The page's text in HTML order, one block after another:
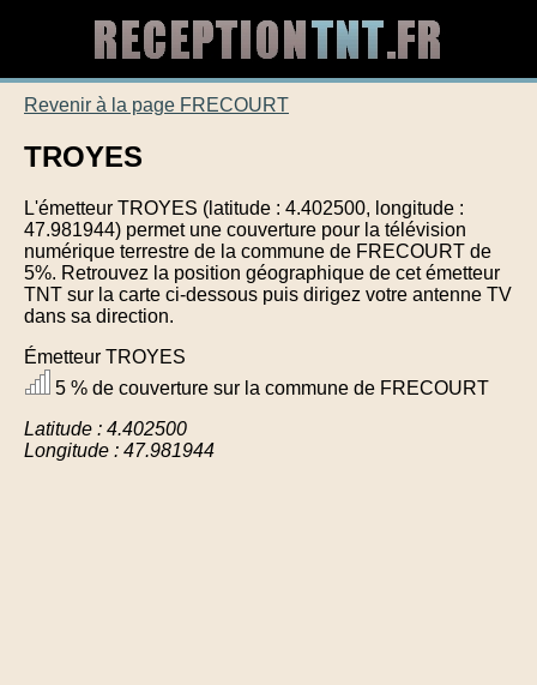
Revenir à la page FRECOURT
TROYES
L'émetteur TROYES (latitude : 4.402500, longitude :
47.981944) permet une couverture pour la télévision
numérique terrestre de la commune de FRECOURT de
5%. Retrouvez la position géographique de cet émetteur
TNT sur la carte ci-dessous puis dirigez votre antenne TV
dans sa direction.
Émetteur TROYES
5 % de couverture sur la commune de FRECOURT
Latitude : 4.402500
Longitude : 47.981944